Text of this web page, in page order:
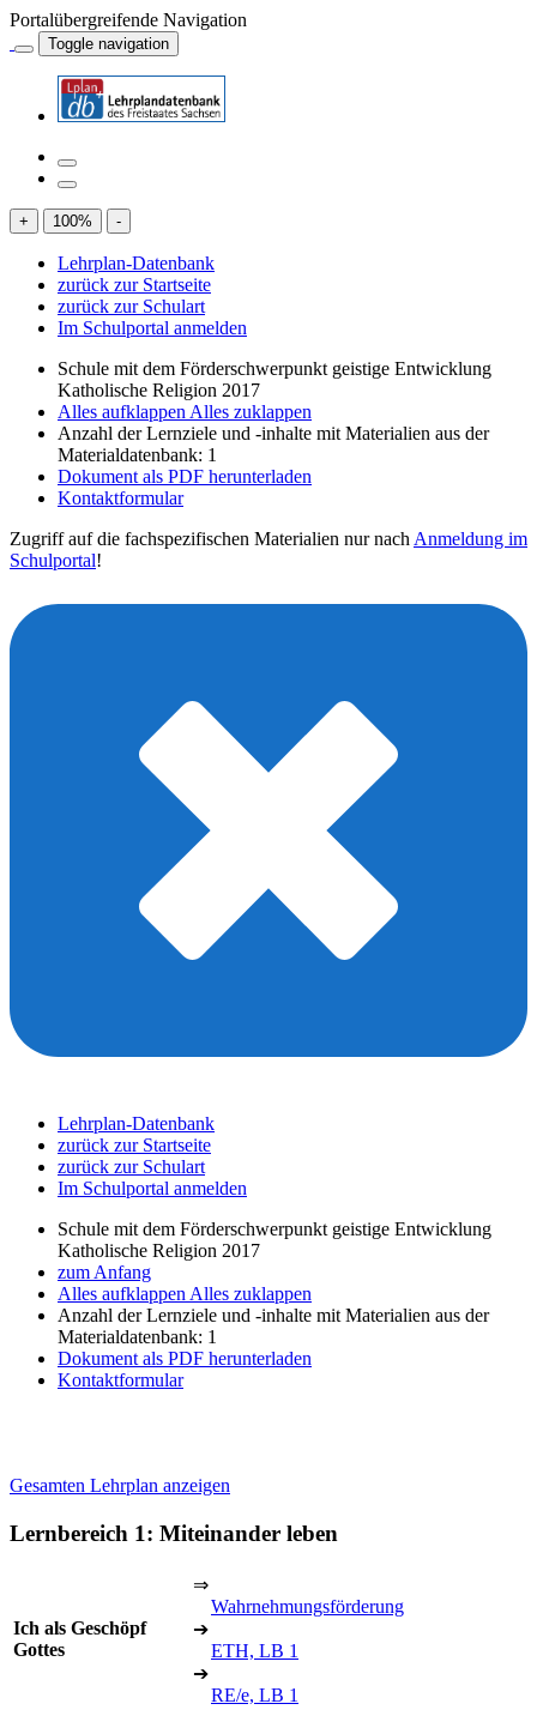
Portalübergreifende Navigation
Toggle navigation
+ 100% -
Lehrplan-Datenbank
zurück zur Startseite
zurück zur Schulart
Im Schulportal anmelden
Schule mit dem Förderschwerpunkt geistige Entwicklung
Katholische Religion 2017
Alles aufklappen Alles zuklappen
Anzahl der Lernziele und -inhalte mit Materialien aus der
Materialdatenbank: 1
Dokument als PDF herunterladen
Kontaktformular
Zugriff auf die fachspezifischen Materialien nur nach Anmeldung im
Schulportal!
Lehrplan-Datenbank
zurück zur Startseite
zurück zur Schulart
Im Schulportal anmelden
Schule mit dem Förderschwerpunkt geistige Entwicklung
Katholische Religion 2017
zum Anfang
Alles aufklappen Alles zuklappen
Anzahl der Lernziele und -inhalte mit Materialien aus der
Materialdatenbank: 1
Dokument als PDF herunterladen
Kontaktformular
Gesamten Lehrplan anzeigen
Lernbereich 1: Miteinander leben
Ich als Geschöpf
Gottes
⇒
Wahrnehmungsförderung
➔
ETH, LB 1
➔
RE/e, LB 1